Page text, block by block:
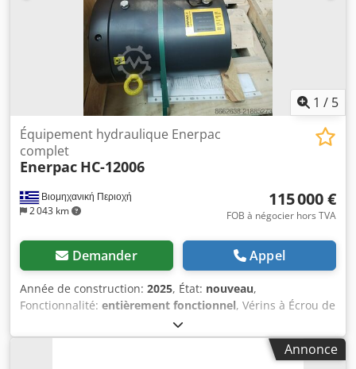
1 / 5
Βιομηχανική Περιοχή
2 043 km
Équipement hydraulique Enerpac
complet
Enerpac HC-12006
115 000 €
FOB à négocier hors TVA
Demander Appel
Année de construction: 2025, État: nouveau,
Fonctionnalité: entièrement fonctionnel, Vérins à Écrou de
Sécurité Haute Tonnage • 12 × HCL4006 • 4 × HCL2006
Vérins à écrou de sécurité robustes, adaptés à la tenue de
charge prolongée et aux opérations de levage à forteAnnonce